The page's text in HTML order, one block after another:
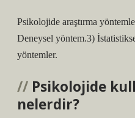
Psikolojide araştırma
Deneysel yöntem.3)
yöntemler.
Psikolojide
nelerdir?